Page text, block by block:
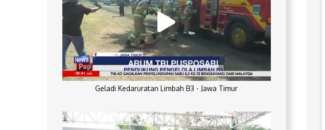
Geladi Kedaruratan Limbah B3 - Jawa Timur